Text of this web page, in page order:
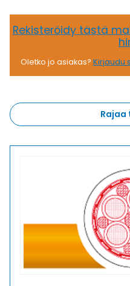
Rekisteröidy tästä
Oletko jo asiakas? Kirjaudu